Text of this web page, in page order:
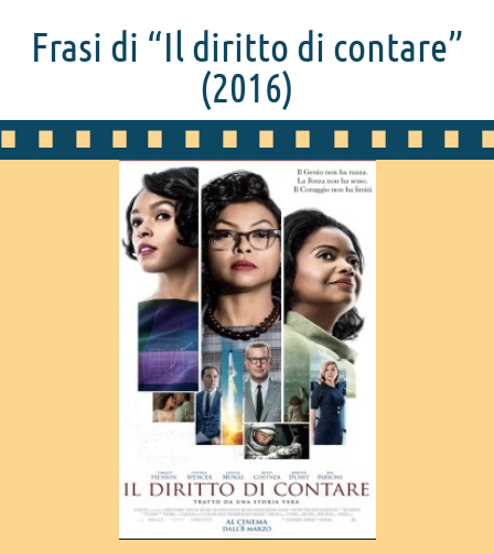
Frasi di “Il diritto di contare”
(2016)